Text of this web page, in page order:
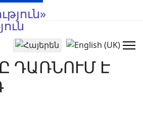
Select your language
ԴԱՌՆՈՒՄ Է